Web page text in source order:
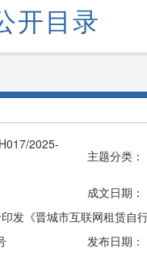
开目录
2025-
主题分类：
成文日期：
发《晋城市互联网租赁自
发布日期：